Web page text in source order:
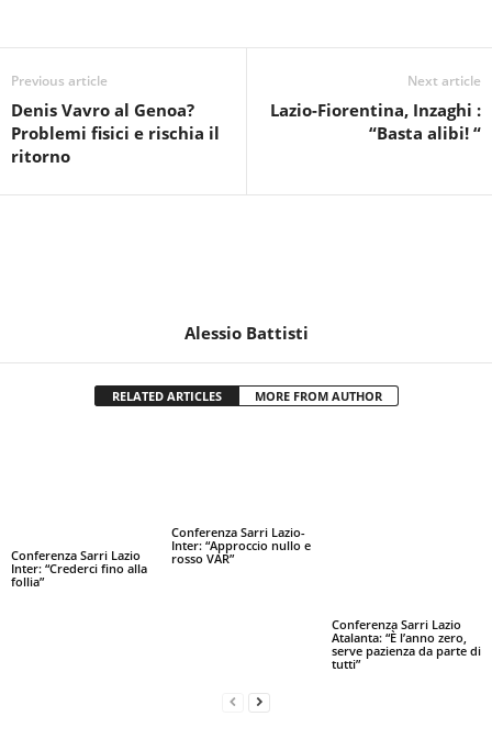
Previous article
Denis Vavro al Genoa?
Problemi fisici e rischia il
ritorno
Next article
Lazio-Fiorentina, Inzaghi :
“Basta alibi! “
Alessio Battisti
RELATED ARTICLES MORE FROM AUTHOR
Conferenza Sarri Lazio
Inter: “Crederci fino alla
follia”
Conferenza Sarri Lazio-
Inter: “Approccio nullo e
rosso VAR”
Conferenza Sarri Lazio
Atalanta: “È l’anno zero,
serve pazienza da parte di
tutti”